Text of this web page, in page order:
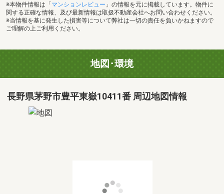
※本物件情報は「 マンションレビュー 」の情報を元に掲載しています。物件に
関する正確な情報、及び最新情報は取扱不動産会社へお問い合わせください。
※当情報を基に発生した損害等について弊社は一切の責任を負いかねますので
ご理解の上ご利用ください。
地図･環境
長野県茅野市豊平東嶽10411番 周辺地図情報